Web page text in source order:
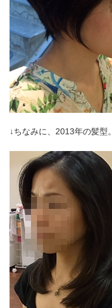
↓ちなみに、2013年の髪型。